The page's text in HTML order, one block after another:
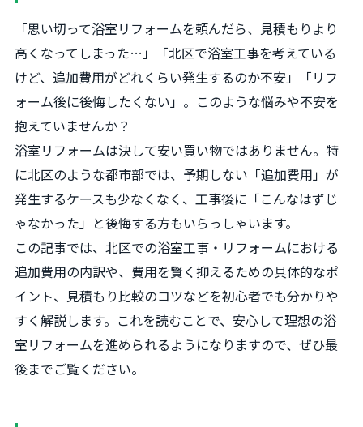
「思い切って浴室リフォームを頼んだら、見積もりより
高くなってしまった…」「北区で浴室工事を考えている
けど、追加費用がどれくらい発生するのか不安」「リフ
ォーム後に後悔したくない」。このような悩みや不安を
抱えていませんか？
浴室リフォームは決して安い買い物ではありません。特
に北区のような都市部では、予期しない「追加費用」が
発生するケースも少なくなく、工事後に「こんなはずじ
ゃなかった」と後悔する方もいらっしゃいます。
この記事では、北区での浴室工事・リフォームにおける
追加費用の内訳や、費用を賢く抑えるための具体的なポ
イント、見積もり比較のコツなどを初心者でも分かりや
すく解説します。これを読むことで、安心して理想の浴
室リフォームを進められるようになりますので、ぜひ最
後までご覧ください。